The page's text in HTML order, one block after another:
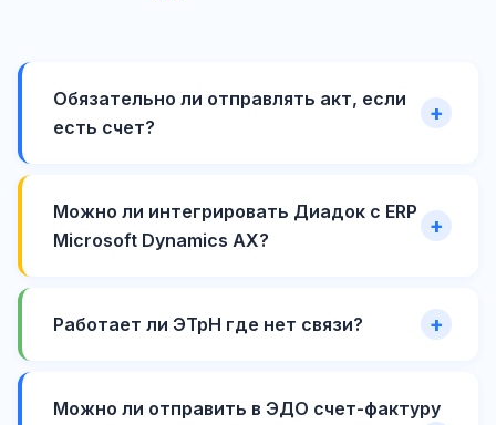
Обязательно ли отправлять акт, если
есть счет?
Можно ли интегрировать Диадок с ERP
Microsoft Dynamics AX?
Работает ли ЭТрН где нет связи?
Можно ли отправить в ЭДО счет-фактуру